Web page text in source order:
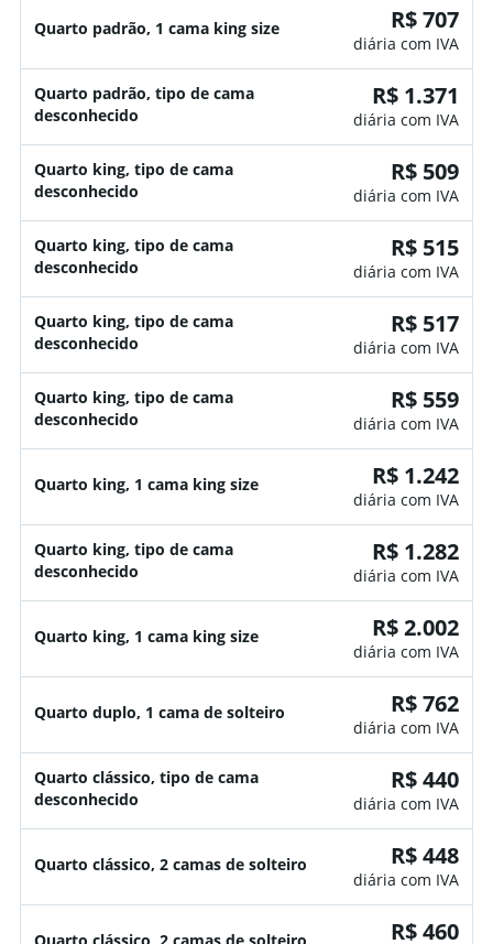
Quarto padrão, 1 cama king size R$ 707
diária com IVA
Quarto padrão, tipo de cama
desconhecido
R$ 1.371
diária com IVA
Quarto king, tipo de cama
desconhecido
R$ 509
diária com IVA
Quarto king, tipo de cama
desconhecido
R$ 515
diária com IVA
Quarto king, tipo de cama
desconhecido
R$ 517
diária com IVA
Quarto king, tipo de cama
desconhecido
R$ 559
diária com IVA
Quarto king, 1 cama king size R$ 1.242
diária com IVA
Quarto king, tipo de cama
desconhecido
R$ 1.282
diária com IVA
Quarto king, 1 cama king size R$ 2.002
diária com IVA
Quarto duplo, 1 cama de solteiro R$ 762
diária com IVA
Quarto clássico, tipo de cama
desconhecido
R$ 440
diária com IVA
Quarto clássico, 2 camas de solteiro R$ 448
diária com IVA
R$ 460